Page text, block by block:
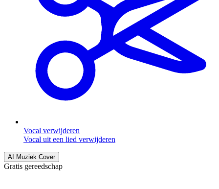
Vocal verwijderen
Vocal uit een lied verwijderen
AI Muziek Cover
Gratis gereedschap